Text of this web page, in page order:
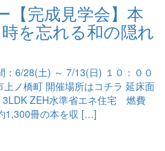
【完成見学会】本
を忘れる和の隠れ
6/28(土) ～ 7/13(日) １０：００
ノ橋町 開催場所はコチラ 延床面
3LDK ZEH水準省エネ住宅 燃費
冊の本を収 […]